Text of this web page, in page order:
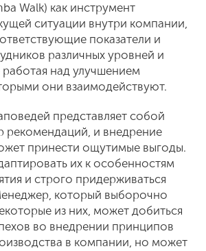
Walk) как инструмент
ситуации внутри компании,
показатели и
различных уровней и
работая над улучшением
они взаимодействуют.
представляет собой
рекомендаций, и внедрение
принести ощутимые выгоды.
их к особенностям
и строго придерживаться
который выборочно
из них, может добиться
во внедрении принципов
в компании, но может